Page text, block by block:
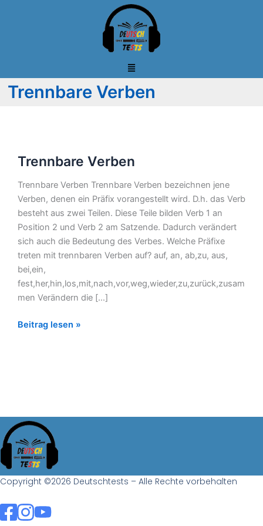
Trennbare Verben
Trennbare Verben
Trennbare Verben Trennbare Verben bezeichnen jene
Verben, denen ein Präfix vorangestellt wird. D.h. das Verb
besteht aus zwei Teilen. Diese Teile bilden Verb 1 an
Position 2 und Verb 2 am Satzende. Dadurch verändert
sich auch die Bedeutung des Verbes. Welche Präfixe
treten mit trennbaren Verben auf? auf, an, ab,zu, aus,
bei,ein,
fest,her,hin,los,mit,nach,vor,weg,wieder,zu,zurück,zusam
men Verändern die […]
Verben
Beitrag lesen »
Copyright ©2026 Deutschtests – Alle Rechte vorbehalten